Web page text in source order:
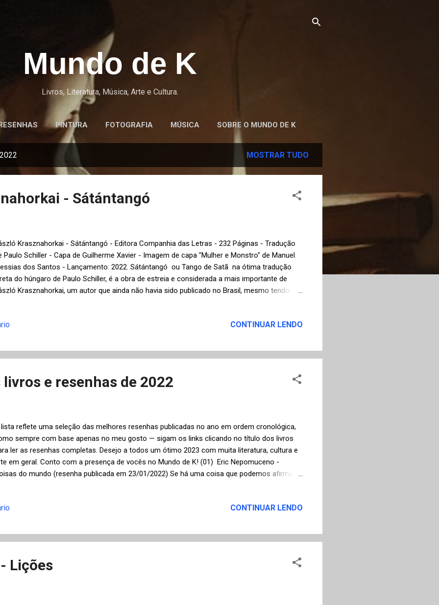
Mundo de K
Livros, Literatura, Música, Arte e Cultura.
PINTURA FOTOGRAFIA MÚSICA SOBRE O MUNDO DE K
MOSTRAR TUDO
- Sátántangó
Krasznahorkai - Sátántangó - Editora Companhia das Letras - 232 Páginas - Tradução
Paulo Schiller - Capa de Guilherme Xavier - Imagem de capa "Mulher e Monstro" de Manuel
dos Santos - Lançamento: 2022. Sátántangó ou Tango de Satã na ótima tradução
do húngaro de Paulo Schiller, é a obra de estreia e considerada a mais importante de
Krasznahorkai, um autor que ainda não havia sido publicado no Brasil, mesmo tendo
uma produção em preto e branco de sete horas e meia de duração, o tempo que leva a
atenção do leitor, devido à prosa que utiliza longas e caudalosas frases em
que ocupam todo os capítulos muitas vezes em fluxos de co...
CONTINUAR LENDO
e resenhas de 2022
reflete uma seleção das melhores resenhas publicadas no ano em ordem cronológica,
sempre com base apenas no meu gosto — sigam os links clicando no título dos livros
ler as resenhas completas. Desejo a todos um ótimo 2023 com muita literatura, cultura e
em geral. Conto com a presença de vocês no Mundo de K! (01) Eric Nepomuceno -
do mundo (resenha publicada em 23/01/2022) Se há uma coisa que podemos afirmar
Carlos Fuentes, Eduardo Galeano e Gabriel García Márquez, entre outros, tenha de
Editora Patuá da antologia de contos Coisas do mundo , quase trinta anos após a sua
original, é uma ótima oportunidade para constatar a originalidade e atualidade dos
CONTINUAR LENDO
Lições